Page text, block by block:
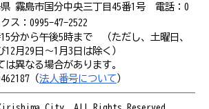
県 霧島市国分中央三丁目45番1号 電話：0
ス：0995-47-2522
分から午後5時まで （ただし、土曜日、
月29日～1月3日は除く）
異なる場合があります。
（法人番号について ）